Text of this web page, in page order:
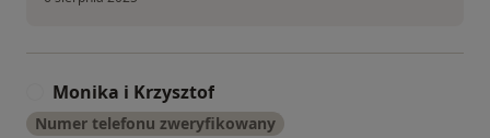
Monika i Krzysztof
Numer telefonu zweryfikowany